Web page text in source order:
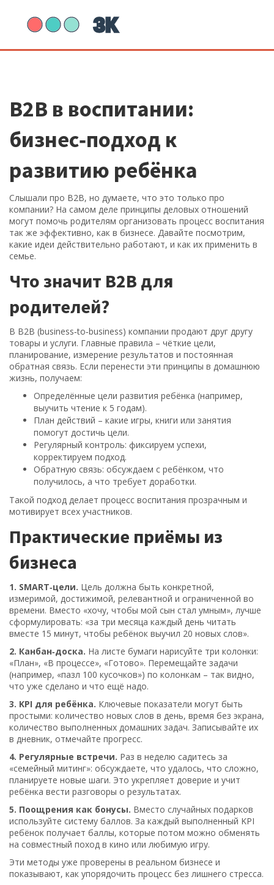
B2B в воспитании:
бизнес‑подход к
развитию ребёнка
Слышали про B2B, но думаете, что это только про
компании? На самом деле принципы деловых отношений
могут помочь родителям организовать процесс воспитания
так же эффективно, как в бизнесе. Давайте посмотрим,
какие идеи действительно работают, и как их применить в
семье.
Что значит B2B для
родителей?
В B2B (business‑to‑business) компании продают друг другу
товары и услуги. Главные правила – чёткие цели,
планирование, измерение результатов и постоянная
обратная связь. Если перенести эти принципы в домашнюю
жизнь, получаем:
Определённые цели развития ребёнка (например,
выучить чтение к 5 годам).
План действий – какие игры, книги или занятия
помогут достичь цели.
Регулярный контроль: фиксируем успехи,
корректируем подход.
Обратную связь: обсуждаем с ребёнком, что
получилось, а что требует доработки.
Такой подход делает процесс воспитания прозрачным и
мотивирует всех участников.
Практические приёмы из
бизнеса
1. SMART‑цели. Цель должна быть конкретной,
измеримой, достижимой, релевантной и ограниченной во
времени. Вместо «хочу, чтобы мой сын стал умным», лучше
сформулировать: «за три месяца каждый день читать
вместе 15 минут, чтобы ребёнок выучил 20 новых слов».
2. Канбан‑доска. На листе бумаги нарисуйте три колонки:
«План», «В процессе», «Готово». Перемещайте задачи
(например, «пазл 100 кусочков») по колонкам – так видно,
что уже сделано и что ещё надо.
3. KPI для ребёнка. Ключевые показатели могут быть
простыми: количество новых слов в день, время без экрана,
количество выполненных домашних задач. Записывайте их
в дневник, отмечайте прогресс.
4. Регулярные встречи. Раз в неделю садитесь за
«семейный митинг»: обсуждаете, что удалось, что сложно,
планируете новые шаги. Это укрепляет доверие и учит
ребёнка вести разговоры о результатах.
5. Поощрения как бонусы. Вместо случайных подарков
используйте систему баллов. За каждый выполненный KPI
ребёнок получает баллы, которые потом можно обменять
на совместный поход в кино или любимую игру.
Эти методы уже проверены в реальном бизнесе и
показывают, как упорядочить процесс без лишнего стресса.